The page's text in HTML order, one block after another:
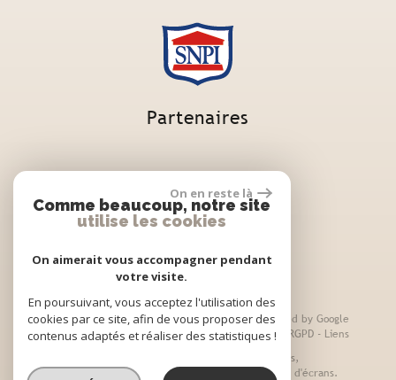
Partenaires
© 2026 | Tous droits réservés | Traduction powered by Google
Plan du site-Mentions légales- Nos honoraires RGPD - Liens
Site internet compatible multi-supports,
un seul site adaptable à tous les types d'écrans.
On en reste là
Comme beaucoup, notre site
utilise les cookies
On aimerait vous accompagner pendant
votre visite.
En poursuivant, vous acceptez l'utilisation des
cookies par ce site, afin de vous proposer des
contenus adaptés et réaliser des statistiques !